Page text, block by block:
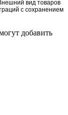
вид товаров
с сохранением
добавить